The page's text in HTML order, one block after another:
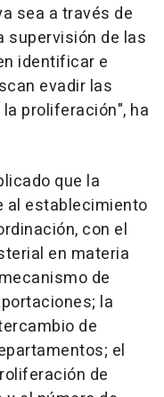
sea a través de
supervisión de las
identificar e
evadir las
proliferación", ha
que la
al establecimiento
con el
en materia
de
la
de
el
de